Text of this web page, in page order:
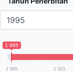
1 995
1 995 2 003